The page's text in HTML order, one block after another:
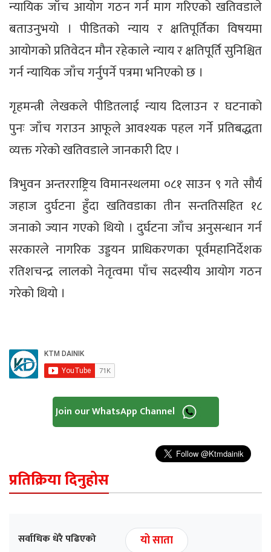
न्यायिक जाँच आयोग गठन गर्न माग गरिएको खतिवडाले
बताउनुभयो । पीडितको न्याय र क्षतिपूर्तिका विषयमा
आयोगको प्रतिवेदन मौन रहेकाले न्याय र क्षतिपूर्ति सुनिश्चित
गर्न न्यायिक जाँच गर्नुपर्ने पत्रमा भनिएको छ ।
गृहमन्त्री लेखकले पीडितलाई न्याय दिलाउन र घटनाको
पुनः जाँच गराउन आफूले आवश्यक पहल गर्ने प्रतिबद्धता
व्यक्त गरेको खतिवडाले जानकारी दिए ।
त्रिभुवन अन्तरराष्ट्रिय विमानस्थलमा ०८१ साउन ९ गते सौर्य
जहाज दुर्घटना हुँदा खतिवडाका तीन सन्ततिसहित १८
जनाको ज्यान गएको थियो । दुर्घटना जाँच अनुसन्धान गर्न
सरकारले नागरिक उड्डयन प्राधिकरणका पूर्वमहानिर्देशक
रतिशचन्द्र लालको नेतृत्वमा पाँच सदस्यीय आयोग गठन
गरेको थियो ।
Join our WhatsApp Channel
प्रतिक्रिया दिनुहोस
सर्वाधिक धेरै पढिएको
यो साता